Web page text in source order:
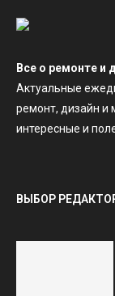
Все о ремонте и
Актуальные
ремонт, дизайн и
интересные и
ВЫБОР